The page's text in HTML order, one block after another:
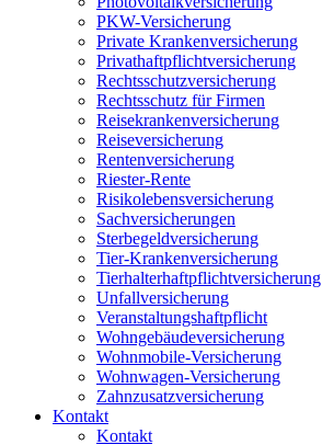
PKW-Versicherung
Private Krankenversicherung
Privathaftpflichtversicherung
Rechtsschutzversicherung
Rechtsschutz für Firmen
Reisekrankenversicherung
Reiseversicherung
Rentenversicherung
Riester-Rente
Risikolebensversicherung
Sachversicherungen
Sterbegeldversicherung
Tier-Krankenversicherung
Tierhalterhaftpflichtversicherung
Unfallversicherung
Veranstaltungshaftpflicht
Wohngebäudeversicherung
Wohnmobile-Versicherung
Wohnwagen-Versicherung
Zahnzusatzversicherung
Kontakt
Kontakt